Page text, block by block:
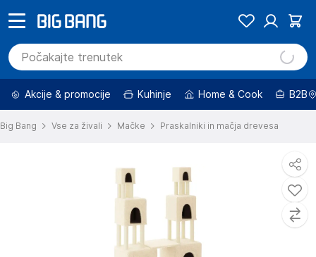
Akcije & promocije Kuhinje Home & Cook B2B
Big Bang Vse za živali Mačke Praskalniki in mačja drevesa